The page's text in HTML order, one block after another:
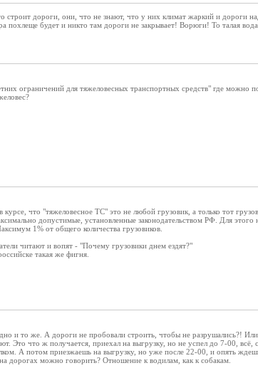
строит дороги, они, что не знают, что у них климат жаркий и дороги
похлеще будет и никто там дороги не закрывает! Ворюги! То талая
ограничений для тяжеловесных транспортных средств" где можно
что "тяжеловесное ТС" это не любой грузовик, а только тот
допустимые, установленные законодательством РФ. Для
1% от общего количества грузовиков.
читают и вопят - "Почему грузовики днем ездят?"
такая же фигня.
и то же. А дороги не пробовали строить, чтобы не разрушались?!
Это что ж получается, приехал на выгрузку, но не успел до 7-00,
А потом приезжаешь на выгрузку, но уже после 22-00, и опять
дорогах можно говорить? Отношение к водилам, как к собакам.